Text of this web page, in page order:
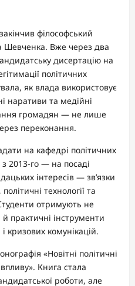
філософський
Шевченка. Вже через два
дисертацію на
політичних
як влада використовує
наративи та медійні
громадян — не лише
переконання.
на кафедрі політичних
2013-го — на посаді
інтересів — зв’язки
технології та
отримують не
практичні інструменти
кризових комунікацій.
«Новітні політичні
Книга стала
роботи, але